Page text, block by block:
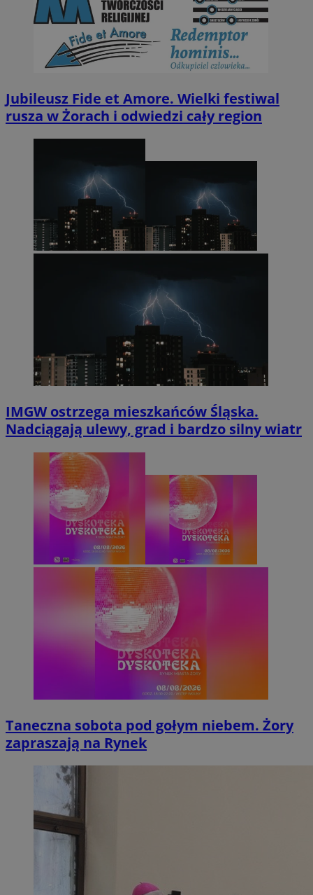
Jubileusz Fide et Amore. Wielki festiwal
rusza w Żorach i odwiedzi cały region
IMGW ostrzega mieszkańców Śląska.
Nadciągają ulewy, grad i bardzo silny wiatr
Taneczna sobota pod gołym niebem. Żory
zapraszają na Rynek